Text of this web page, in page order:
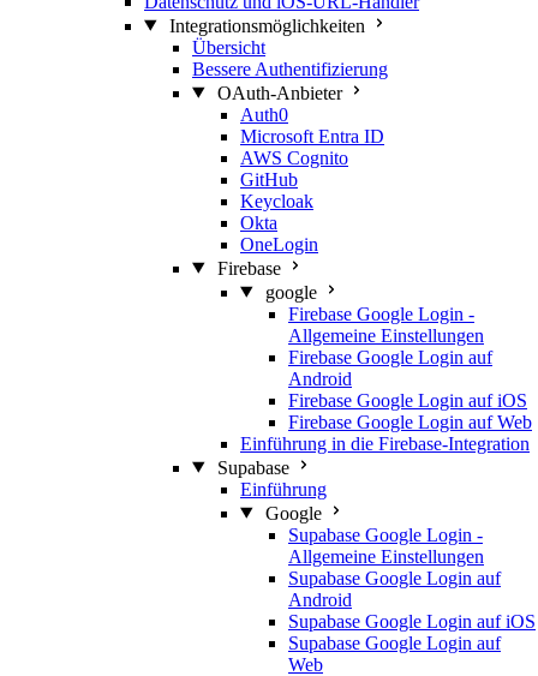
Integrationsmöglichkeiten
Übersicht
Bessere Authentifizierung
OAuth-Anbieter
Auth0
Microsoft Entra ID
AWS Cognito
GitHub
Keycloak
Okta
OneLogin
Firebase
google
Firebase Google Login -
Allgemeine Einstellungen
Firebase Google Login auf
Android
Firebase Google Login auf iOS
Firebase Google Login auf Web
Einführung in die Firebase-Integration
Supabase
Einführung
Google
Supabase Google Login -
Allgemeine Einstellungen
Supabase Google Login auf
Android
Supabase Google Login auf iOS
Supabase Google Login auf
Web